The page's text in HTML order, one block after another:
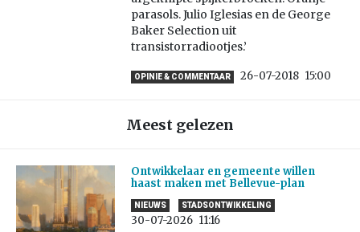
parasols. Julio Iglesias en de George
Baker Selection uit
transistorradiootjes.’
OPINIE & COMMENTAAR 26-07-2018 15:00
Meest gelezen
Ontwikkelaar en gemeente willen
haast maken met Bellevue-plan
NIEUWS STADSONTWIKKELING
30-07-2026 11:16